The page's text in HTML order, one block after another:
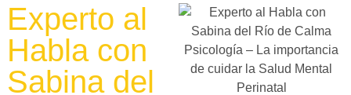
Experto al
Habla con
Sabina del